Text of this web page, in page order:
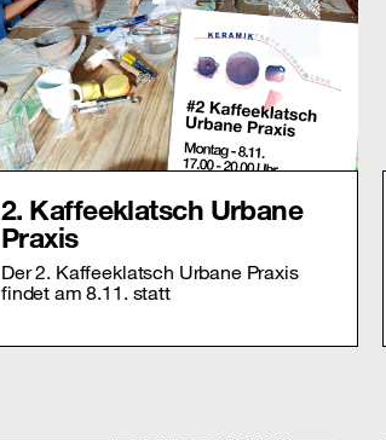
2. Kaffeeklatsch Urbane
Praxis
Der 2. Kaffeeklatsch Urbane Praxis
findet am 8.11. statt